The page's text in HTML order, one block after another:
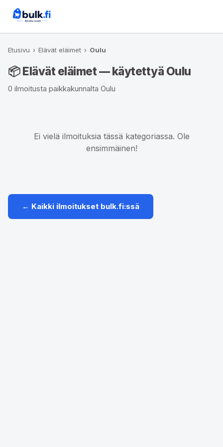
Etusivu › Elävät eläimet › Oulu
📦 Elävät eläimet — käytettyä Oulu
0 ilmoitusta paikkakunnalta Oulu
Ei vielä ilmoituksia tässä kategoriassa. Ole
ensimmäinen!
← Kaikki ilmoitukset bulk.fi:ssä